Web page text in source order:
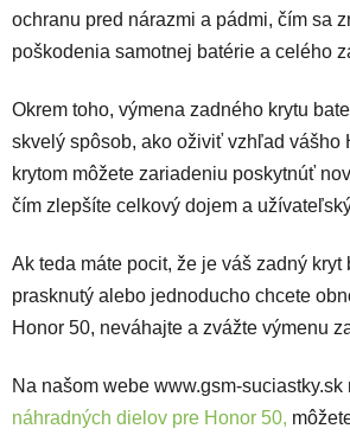
ochranu pred nárazmi a pádmi, čím sa
poškodenia samotnej batérie a celého
Okrem toho, výmena zadného krytu
skvelý spôsob, ako oživiť vzhľad vášho
krytom môžete zariadeniu poskytnúť
čím zlepšíte celkový dojem a
Ak teda máte pocit, že je váš zadný kryt
prasknutý alebo jednoducho chcete
Honor 50, neváhajte a zvážte výmenu
Na našom webe www.gsm-
náhradných dielov pre Honor 50,